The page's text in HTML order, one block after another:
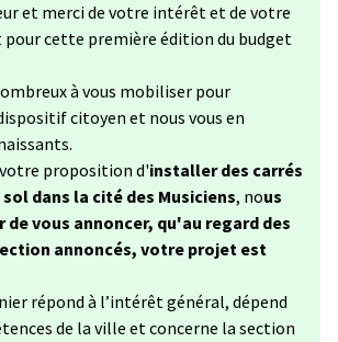
et merci de votre intérêt et de votre
cette première édition du budget
à vous mobiliser pour
citoyen et nous vous en
proposition d'installer des carrés
dans la cité des Musiciens, nous
de vous annoncer, qu'au regard des
annoncés, votre projet est
répond à l’intérêt général, dépend
de la ville et concerne la section